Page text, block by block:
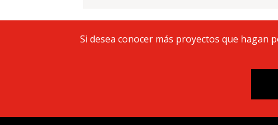
Si desea conocer más proyectos que hagan